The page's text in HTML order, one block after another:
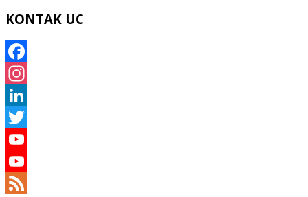
KONTAK UC
Facebook
Instagram
LinkedIn
Twitter
YouTube
YouTube